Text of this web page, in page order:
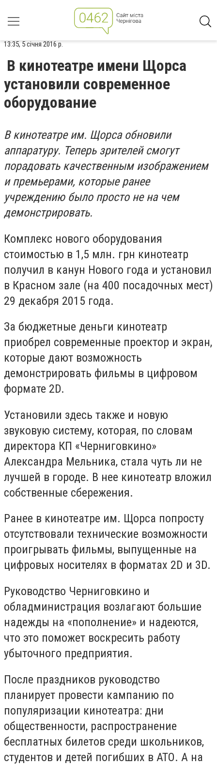
13:35, 5 січня 2016 р.
В кинотеатре имени Щорса
установили современное
оборудование
В кинотеатре им. Щорса обновили
аппаратуру. Теперь зрителей смогут
порадовать качественным изображением
и премьерами, которые ранее
учреждению было просто не на чем
демонстрировать.
Комплекс нового оборудования
стоимостью в 1,5 млн. грн кинотеатр
получил в канун Нового года и установил
в Красном зале (на 400 посадочных мест)
29 декабря 2015 года.
За бюджетные деньги кинотеатр
приобрел современные проектор и экран,
которые дают возможность
демонстрировать фильмы в цифровом
формате 2D.
Установили здесь также и новую
звуковую систему, которая, по словам
директора КП «Черниговкино»
Александра Мельника, стала чуть ли не
лучшей в городе. В нее кинотеатр вложил
собственные сбережения.
Ранее в кинотеатре им. Щорса попросту
отсутствовали технические возможности
проигрывать фильмы, выпущенные на
цифровых носителях в форматах 2D и 3D.
Руководство Черниговкино и
обладминистрация возлагают большие
надежды на «пополнение» и надеются,
что это поможет воскресить работу
убыточного предприятия.
После праздников руководство
планирует провести кампанию по
популяризации кинотеатра: дни
общественности, распространение
бесплатных билетов среди школьников,
студентов и детей погибших в АТО. А на